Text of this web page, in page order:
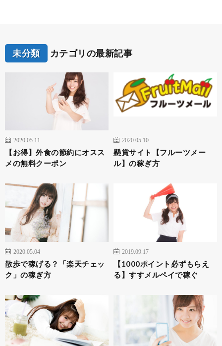
未分類 カテゴリの最新記事
2020.05.11
【お得】外食の節約にオスス
メの無料クーポン
2020.05.10
懸賞サイト【フルーツメー
ル】の稼ぎ方
2020.05.04
散歩で稼げる？「楽天チェッ
ク」の稼ぎ方
2019.09.17
【1000ポイント必ずもらえ
る】すすメルペイで稼ぐ